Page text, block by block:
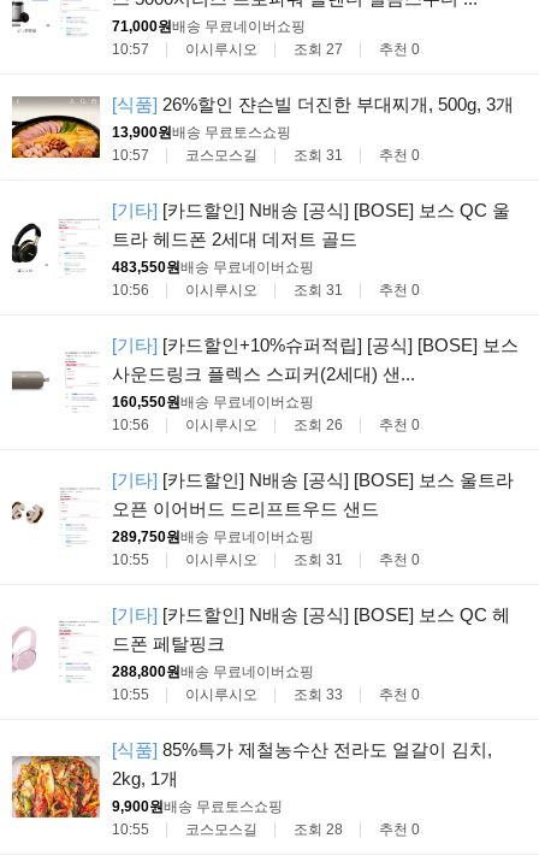
71,000원배송 무료네이버쇼핑
10:57
이시루시오 조회 27 추천 0
[식품] 26%할인 쟌슨빌 더진한 부대찌개, 500g, 3개
13,900원배송 무료토스쇼핑
10:57
코스모스길 조회 31 추천 0
[기타] [카드할인] N배송 [공식] [BOSE] 보스 QC 울
트라 헤드폰 2세대 데저트 골드
483,550원배송 무료네이버쇼핑
10:56
이시루시오 조회 31 추천 0
[기타] [카드할인+10%슈퍼적립] [공식] [BOSE] 보스
사운드링크 플렉스 스피커(2세대) 샌...
160,550원배송 무료네이버쇼핑
10:56
이시루시오 조회 26 추천 0
[기타] [카드할인] N배송 [공식] [BOSE] 보스 울트라
오픈 이어버드 드리프트우드 샌드
289,750원배송 무료네이버쇼핑
10:55
이시루시오 조회 31 추천 0
[기타] [카드할인] N배송 [공식] [BOSE] 보스 QC 헤
드폰 페탈핑크
288,800원배송 무료네이버쇼핑
10:55
이시루시오 조회 33 추천 0
[식품] 85%특가 제철농수산 전라도 얼갈이 김치,
2kg, 1개
9,900원배송 무료토스쇼핑
10:55
코스모스길 조회 28 추천 0